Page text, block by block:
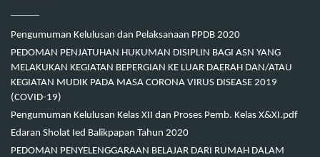
Pengumuman Kelulusan dan Pelaksanaan PPDB 2020
PEDOMAN PENJATUHAN HUKUMAN DISIPLIN BAGI ASN YANG
MELAKUKAN KEGIATAN BEPERGIAN KE LUAR DAERAH DAN/ATAU
KEGIATAN MUDIK PADA MASA CORONA VIRUS DISEASE 2019
(COVID-19)
Pengumuman Kelulusan Kelas XII dan Proses Pemb. Kelas X&XI.pdf
Edaran Sholat Ied Balikpapan Tahun 2020
PEDOMAN PENYELENGGARAAN BELAJAR DARI RUMAH DALAM